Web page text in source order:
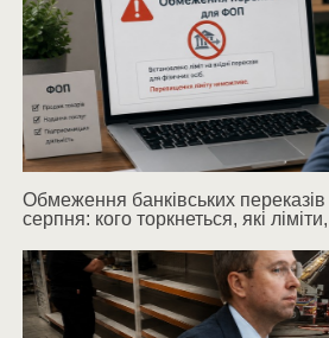
Обмеження банківських
серпня: кого торкнеться, які